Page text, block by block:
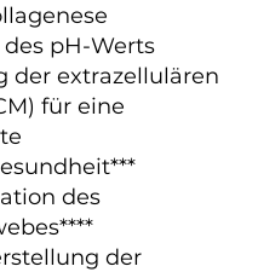
pH-Werts
der extrazellulären
für eine
des
der